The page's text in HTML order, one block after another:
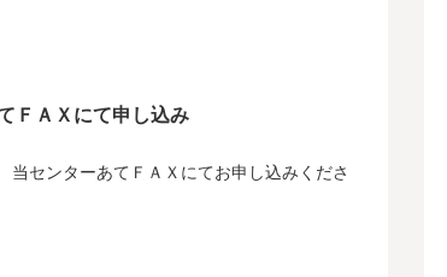
ＦＡＸにて申し込み
センターあてＦＡＸにてお申し込みくださ